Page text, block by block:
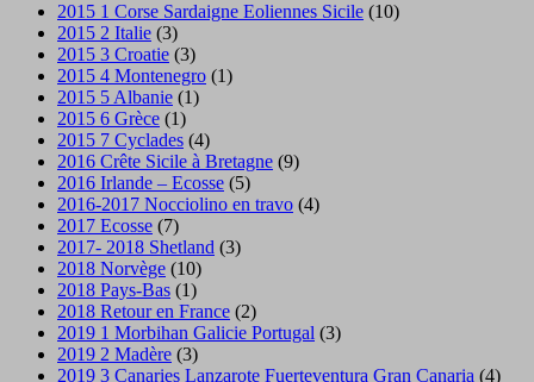
2015 1 Corse Sardaigne Eoliennes Sicile (10)
2015 2 Italie (3)
2015 3 Croatie (3)
2015 4 Montenegro (1)
2015 5 Albanie (1)
2015 6 Grèce (1)
2015 7 Cyclades (4)
2016 Crête Sicile à Bretagne (9)
2016 Irlande – Ecosse (5)
2016-2017 Nocciolino en travo (4)
2017 Ecosse (7)
2017- 2018 Shetland (3)
2018 Norvège (10)
2018 Pays-Bas (1)
2018 Retour en France (2)
2019 1 Morbihan Galicie Portugal (3)
2019 2 Madère (3)
2019 3 Canaries Lanzarote Fuerteventura Gran Canaria (4)